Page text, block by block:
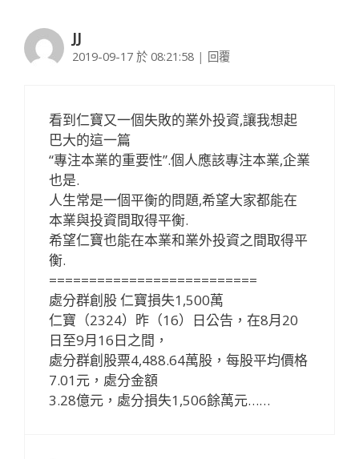
JJ
2019-09-17 於 08:21:58 | 回覆
看到仁寶又一個失敗的業外投資,讓我想起
巴大的這一篇
“專注本業的重要性”.個人應該專注本業,企業
也是.
人生常是一個平衡的問題,希望大家都能在
本業與投資間取得平衡.
希望仁寶也能在本業和業外投資之間取得平
衡.
==========================
處分群創股 仁寶損失1,500萬
仁寶（2324）昨（16）日公告，在8月20
日至9月16日之間，
處分群創股票4,488.64萬股，每股平均價格
7.01元，處分金額
3.28億元，處分損失1,506餘萬元……